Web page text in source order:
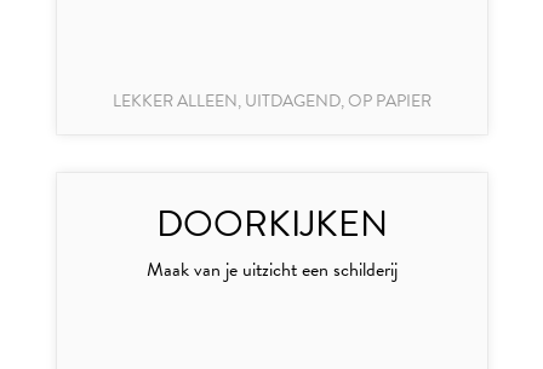
LEKKER ALLEEN, UITDAGEND, OP PAPIER
DOORKIJKEN
Maak van je uitzicht een schilderij